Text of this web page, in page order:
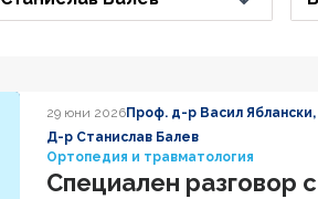
29 юни 2026Проф. д-р Васил
Д-р Станислав Балев
Ортопедия и травматология
Специален разговор